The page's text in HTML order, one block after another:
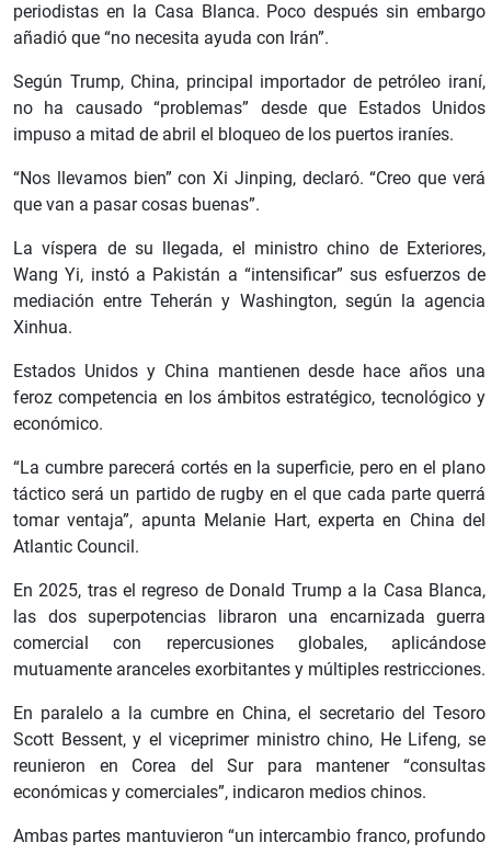
periodistas en la Casa Blanca. Poco después sin embargo
añadió que “no necesita ayuda con Irán”.
Según Trump, China, principal importador de petróleo iraní,
no ha causado “problemas” desde que Estados Unidos
impuso a mitad de abril el bloqueo de los puertos iraníes.
“Nos llevamos bien” con Xi Jinping, declaró. “Creo que verá
que van a pasar cosas buenas”.
La víspera de su llegada, el ministro chino de Exteriores,
Wang Yi, instó a Pakistán a “intensificar” sus esfuerzos de
mediación entre Teherán y Washington, según la agencia
Xinhua.
Estados Unidos y China mantienen desde hace años una
feroz competencia en los ámbitos estratégico, tecnológico y
económico.
“La cumbre parecerá cortés en la superficie, pero en el plano
táctico será un partido de rugby en el que cada parte querrá
tomar ventaja”, apunta Melanie Hart, experta en China del
Atlantic Council.
En 2025, tras el regreso de Donald Trump a la Casa Blanca,
las dos superpotencias libraron una encarnizada guerra
comercial con repercusiones globales, aplicándose
mutuamente aranceles exorbitantes y múltiples restricciones.
En paralelo a la cumbre en China, el secretario del Tesoro
Scott Bessent, y el viceprimer ministro chino, He Lifeng, se
reunieron en Corea del Sur para mantener “consultas
económicas y comerciales”, indicaron medios chinos.
Ambas partes mantuvieron “un intercambio franco, profundo